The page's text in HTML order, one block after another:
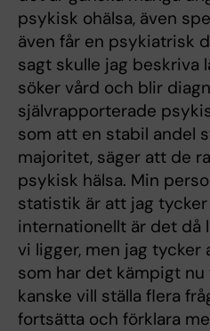
psykisk ohälsa, även
även får en psykiatrisk
sagt skulle jag beskriva
söker vård och blir
självrapporterade
som att en stabil andel
majoritet, säger att de
psykisk hälsa. Min
statistik är att jag
internationellt är det då
vi ligger, men jag tycker
som har det kämpigt
kanske vill ställa flera
fortsätta och förklara